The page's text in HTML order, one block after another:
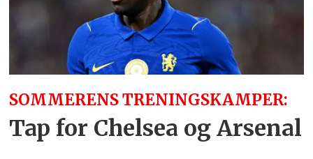
SOMMERENS TRENINGSKAMPER:
Tap for Chelsea og Arsenal